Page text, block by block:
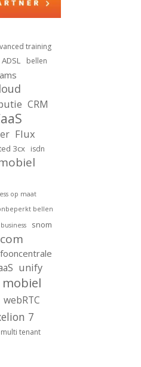
training
ADSL bellen
CRM
Flux
3cx isdn
op maat
bellen
snom
unify
webRTC
7
tenant